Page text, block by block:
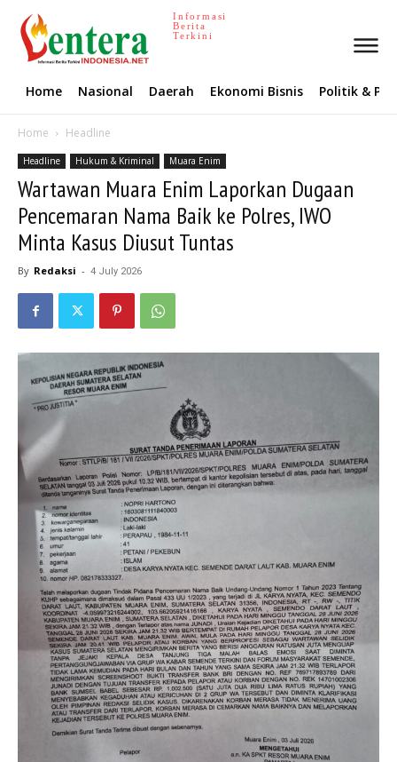
Informasi
Berita
Terkini
Home Nasional Daerah Ekonomi Bisnis Politik &
Home Headline
Headline Hukum & Kriminal Muara Enim
Wartawan Muara Enim Laporkan Dugaan
Pencemaran Nama Baik ke Polres, IWO
Minta Kasus Diusut Tuntas
By Redaksi - 4 July 2026